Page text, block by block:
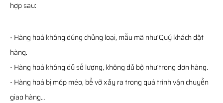
hợp sau:
- Hàng hoá không đúng chủng loại, mẫu mã như Quý khách đặt
hàng.
- Hàng hoá không đủ số lượng, không đủ bộ như trong đơn hàng.
- Hàng hoá bị móp méo, bể vỡ xảy ra trong quá trình vận chuyển
giao hàng…